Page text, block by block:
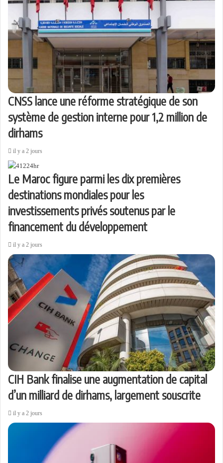
CNSS lance une réforme stratégique de son
système de gestion interne pour 1,2 million de
dirhams
il y a 2 jours
Le Maroc figure parmi les dix premières
destinations mondiales pour les
investissements privés soutenus par le
financement du développement
il y a 2 jours
CIH Bank finalise une augmentation de capital
d’un milliard de dirhams, largement souscrite
il y a 2 jours